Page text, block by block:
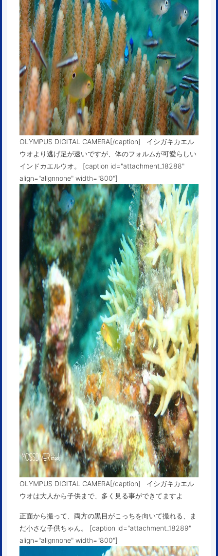
OLYMPUS DIGITAL CAMERA[/caption] イシガキカエル
ウオより逃げ足が速いですが、体のフォルムが可愛らしい
インドカエルウオ。 [caption id="attachment_18288"
align="alignnone" width="800"]
OLYMPUS DIGITAL CAMERA[/caption] イシガキカエル
ウオは大人から子供まで、多く見る事ができてますよ
正面から撮って、両方の黒目がこっちを向いて撮れる、ま
だ小さな子供ちゃん。 [caption id="attachment_18289"
align="alignnone" width="800"]